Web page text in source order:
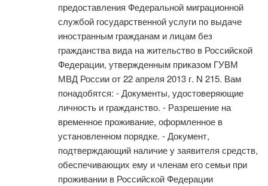
предоставления Федеральной миграционной
службой государственной услуги по выдаче
иностранным гражданам и лицам без
гражданства вида на жительство в Российской
Федерации, утвержденным приказом ГУВМ
МВД России от 22 апреля 2013 г. N 215. Вам
понадобятся: - Документы, удостоверяющие
личность и гражданство. - Разрешение на
временное проживание, оформленное в
установленном порядке. - Документ,
подтверждающий наличие у заявителя средств,
обеспечивающих ему и членам его семьи при
проживании в Российской Федерации